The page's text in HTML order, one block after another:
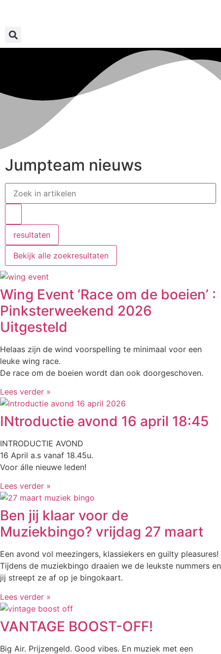
Jumpteam nieuws
resultaten
Bekijk alle zoekresultaten
Wing Event ‘Race om de boeien’ :
Pinksterweekend 2026
Uitgesteld
Helaas zijn de wind voorspelling te minimaal voor een
leuke wing race.
De race om de boeien wordt dan ook doorgeschoven.
Lees verder »
INtroductie avond 16 april 18:45
INTRODUCTIE AVOND
16 April a.s vanaf 18.45u.
Voor álle nieuwe leden!
Lees verder »
Ben jij klaar voor de
Muziekbingo? vrijdag 27 maart
Een avond vol meezingers, klassiekers en guilty pleasures!
Tijdens de muziekbingo draaien we de leukste nummers en
jij streept ze af op je bingokaart.
Lees verder »
VANTAGE BOOST-OFF!
Big Air. Prijzengeld. Good vibes. En muziek met een